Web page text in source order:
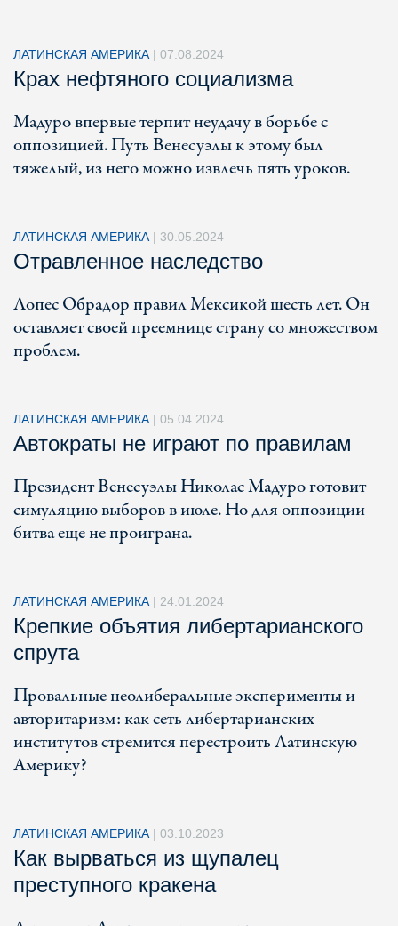
ЛАТИНСКАЯ АМЕРИКА | 07.08.2024
Крах нефтяного социализма
Мадуро впервые терпит неудачу в борьбе с
оппозицией. Путь Венесуэлы к этому был
тяжелый, из него можно извлечь пять уроков.
ЛАТИНСКАЯ АМЕРИКА | 30.05.2024
Отравленное наследство
Лопес Обрадор правил Мексикой шесть лет. Он
оставляет своей преемнице страну со множеством
проблем.
ЛАТИНСКАЯ АМЕРИКА | 05.04.2024
Автократы не играют по правилам
Президент Венесуэлы Николас Мадуро готовит
симуляцию выборов в июле. Но для оппозиции
битва еще не проиграна.
ЛАТИНСКАЯ АМЕРИКА | 24.01.2024
Крепкие объятия либертарианского
спрута
Провальные неолиберальные эксперименты и
авторитаризм: как сеть либертарианских
институтов стремится перестроить Латинскую
Америку?
ЛАТИНСКАЯ АМЕРИКА | 03.10.2023
Как вырваться из щупалец
преступного кракена